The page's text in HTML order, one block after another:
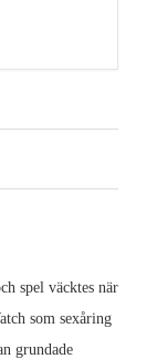
spel väcktes när
som sexåring
grundade